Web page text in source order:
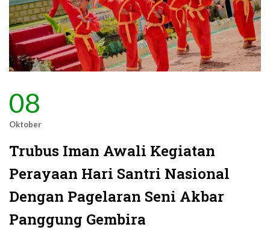
08
Oktober
Trubus Iman Awali Kegiatan
Perayaan Hari Santri Nasional
Dengan Pagelaran Seni Akbar
Panggung Gembira